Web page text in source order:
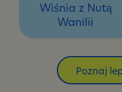
Wiśnia z Nutą
Wanilii
Poznaj